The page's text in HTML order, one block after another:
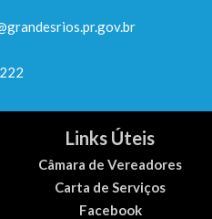
Links Úteis
Câmara de Vereadores
Carta de Serviços
Facebook